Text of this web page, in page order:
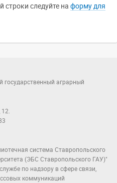
строки следуйте на форму для
аграрный
12.
система Ставропольского
(ЭБС Ставропольского ГАУ)"
по надзору в сфере связи,
коммуникаций